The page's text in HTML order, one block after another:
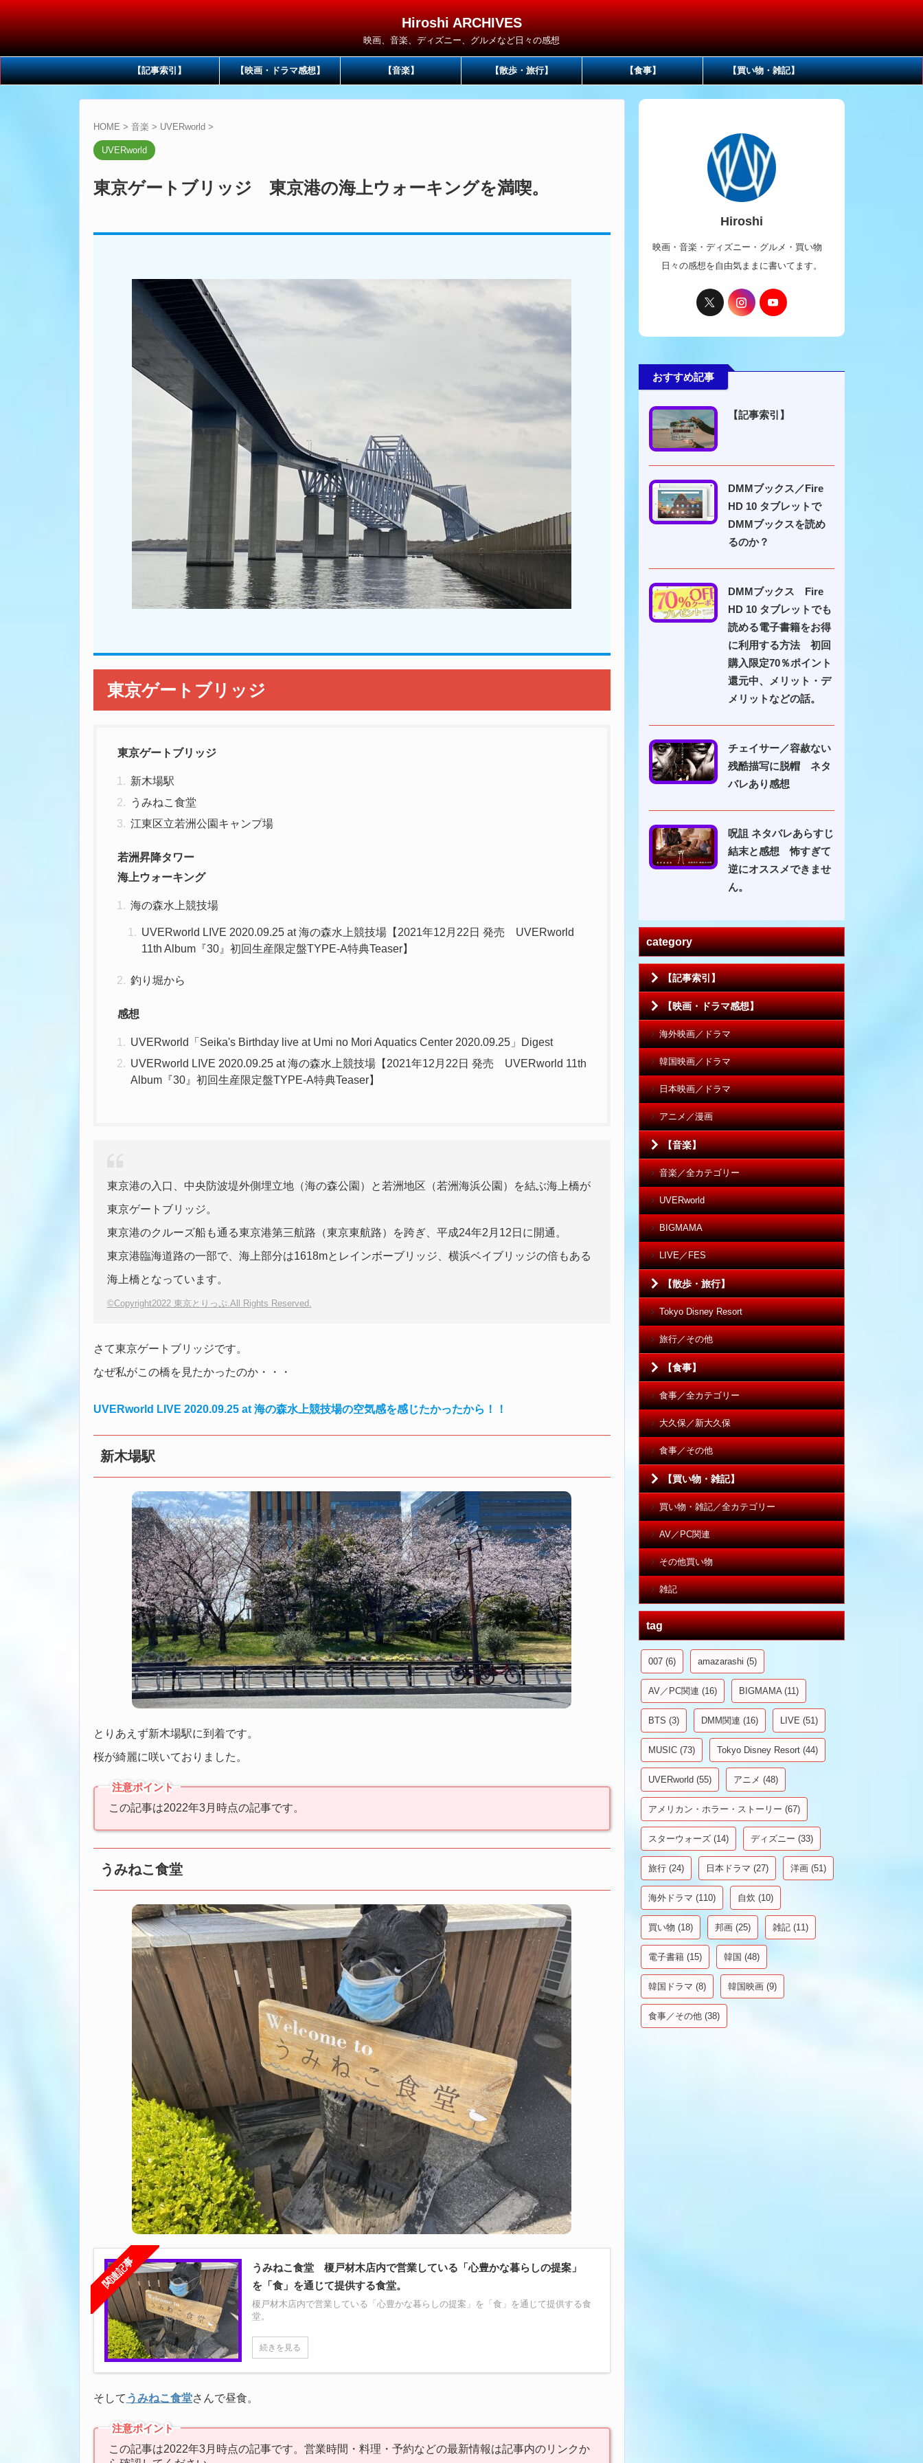
Hiroshi ARCHIVES
映画、音楽、ディズニー、グルメなど日々の感想
【記事索引】 【映画・ドラマ感想】 【音楽】 【散歩・旅行】 【食事】 【買い物・雑記】
HOME > 音楽 > UVERworld >
UVERworld
東京ゲートブリッジ 東京港の海上ウォーキングを満喫。
東京ゲートブリッジ
東京ゲートブリッジ
新木場駅
うみねこ食堂
江東区立若洲公園キャンプ場
若洲昇降タワー
海上ウォーキング
海の森水上競技場
UVERworld LIVE 2020.09.25 at 海の森水上競技場【2021年12月22日 発売 UVERworld
11th Album『30』初回生産限定盤TYPE-A特典Teaser】
釣り堀から
感想
UVERworld「Seika's Birthday live at Umi no Mori Aquatics Center 2020.09.25」Digest
UVERworld LIVE 2020.09.25 at 海の森水上競技場【2021年12月22日 発売 UVERworld 11th
Album『30』初回生産限定盤TYPE-A特典Teaser】
東京港の入口、中央防波堤外側埋立地（海の森公園）と若洲地区（若洲海浜公園）を結ぶ海上橋が
東京ゲートブリッジ。
東京港のクルーズ船も通る東京港第三航路（東京東航路）を跨ぎ、平成24年2月12日に開通。
東京港臨海道路の一部で、海上部分は1618mとレインボーブリッジ、横浜ベイブリッジの倍もある
海上橋となっています。
©Copyright2022 東京とりっぷ.All Rights Reserved.
さて東京ゲートブリッジです。
なぜ私がこの橋を見たかったのか・・・
UVERworld LIVE 2020.09.25 at 海の森水上競技場の空気感を感じたかったから！！
新木場駅
とりあえず新木場駅に到着です。
桜が綺麗に咲いておりました。
注意ポイント
この記事は2022年3月時点の記事です。
うみねこ食堂
関連記事
うみねこ食堂 榎戸材木店内で営業している「心豊かな暮らしの提案」
を「食」を通じて提供する食堂。
榎戸材木店内で営業している「心豊かな暮らしの提案」を「食」を通じて提供する食
堂。
続きを見る
そして うみねこ食堂さんで昼食。
注意ポイント
この記事は2022年3月時点の記事です。営業時間・料理・予約などの最新情報は記事内のリンクか
Hiroshi
映画・音楽・ディズニー・グルメ・買い物
日々の感想を自由気ままに書いてます。
おすすめ記事
【記事索引】
DMMブックス／Fire
HD 10 タブレットで
DMMブックスを読め
るのか？
DMMブックス Fire
HD 10 タブレットでも
読める電子書籍をお得
に利用する方法 初回
購入限定70％ポイント
還元中、メリット・デ
メリットなどの話。
チェイサー／容赦ない
残酷描写に脱帽 ネタ
バレあり感想
呪詛 ネタバレあらすじ
結末と感想 怖すぎて
逆にオススメできませ
ん。
category
【記事索引】
【映画・ドラマ感想】
海外映画／ドラマ
韓国映画／ドラマ
日本映画／ドラマ
アニメ／漫画
【音楽】
音楽／全カテゴリー
UVERworld
BIGMAMA
LIVE／FES
【散歩・旅行】
Tokyo Disney Resort
旅行／その他
【食事】
食事／全カテゴリー
大久保／新大久保
食事／その他
【買い物・雑記】
買い物・雑記／全カテゴリー
AV／PC関連
その他買い物
雑記
tag
007(6) amazarashi (5)
AV／PC関連 (16) BIGMAMA(11)
BTS (3) DMM関連 (16) LIVE (51)
MUSIC(73) Tokyo Disney Resort(44)
UVERworld(55) アニメ (48)
アメリカン・ホラー・ストーリー (67)
スターウォーズ(14) ディズニー (33)
旅行(24) 日本ドラマ (27) 洋画(51)
海外ドラマ (110) 自炊 (10)
買い物 (18) 邦画(25) 雑記(11)
電子書籍(15) 韓国 (48)
韓国ドラマ (8) 韓国映画(9)
食事／その他(38)